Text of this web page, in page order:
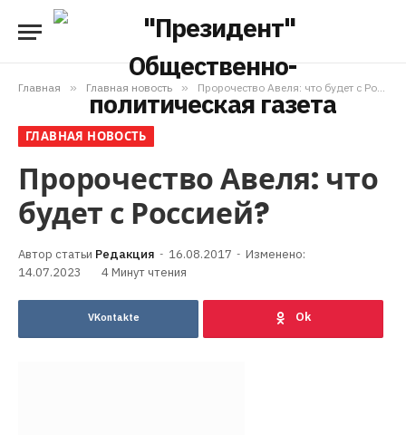
Главная » Главная новость » Пророчество Авеля: что будет с Россией?
ГЛАВНАЯ НОВОСТЬ
Пророчество Авеля: что
будет с Россией?
Редакция 16.08.2017
Изменено:
14.07.2023
4 Минут чтения
VKontakte